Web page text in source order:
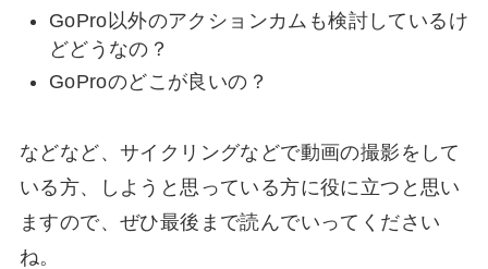
GoPro以外のアクションカムも検討しているけ
どどうなの？
GoProのどこが良いの？
などなど、サイクリングなどで動画の撮影をして
いる方、しようと思っている方に役に立つと思い
ますので、ぜひ最後まで読んでいってください
ね。